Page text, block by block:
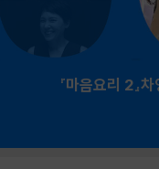
『마음요리 2』